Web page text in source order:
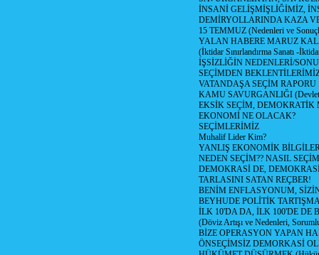
İNSANİ GELİŞMİŞLİĞİMİZ,
DEMİRYOLLARINDA KAZA
15 TEMMUZ (Nedenleri ve
YALAN HABERE MARUZ
(İktidar Sınırlandırma Sanatı -
İŞSİZLİĞİN NEDENLERİ/
SEÇİMDEN
VATANDAŞA SEÇİM RAPORU
KAMU SAVURGANLIĞI (Devlet
EKSİK SEÇİM, DEMOKRATİK
EKONOMİ NE OLACAK?
SEÇİMLERİMİZ
Muhalif Lider Kim?
YANLIŞ EKONOMİK
NEDEN SEÇİM?? NASIL
DEMOKRASİ DE,
TARLASINI SATAN REÇBER!
BENİM ENFLASYONUM,
BEYHUDE POLİTİK
İLK 10'DA DA, İLK 100'DE DE
(Döviz Artışı ve Nedenleri,
BİZE OPERASYON YAPAN
ÖNSEÇİMSİZ DEMORKASİ